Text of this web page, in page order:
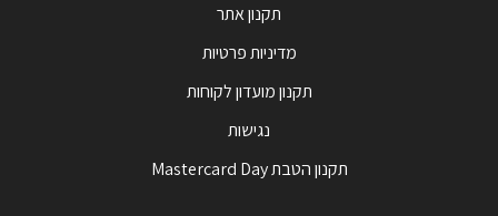
תקנון אתר
מדיניות פרטיות
תקנון מועדון לקוחות
נגישות
תקנון הטבת Mastercard Day